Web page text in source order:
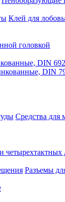
Клей для
головкой
DIN
DIN
Средства для
четырехтактных
Разъемы